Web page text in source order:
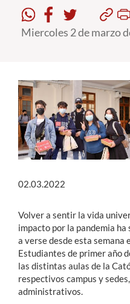
Formación Continua
Funcionarios
Alumni
Miercoles 2 de marzo
02.03.2022
Volver a sentir la vida
impacto por la pandemia ha
a verse desde esta semana
Estudiantes de primer año
las distintas aulas de la
respectivos campus y
administrativos.